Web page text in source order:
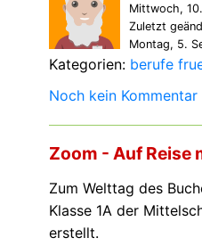
Mittwoch,
Zuletzt
Montag, 5.
Kategorien: berufe
Noch kein Kommentar
Zoom - Auf Reise
Zum Welttag des
Klasse 1A der
erstellt.